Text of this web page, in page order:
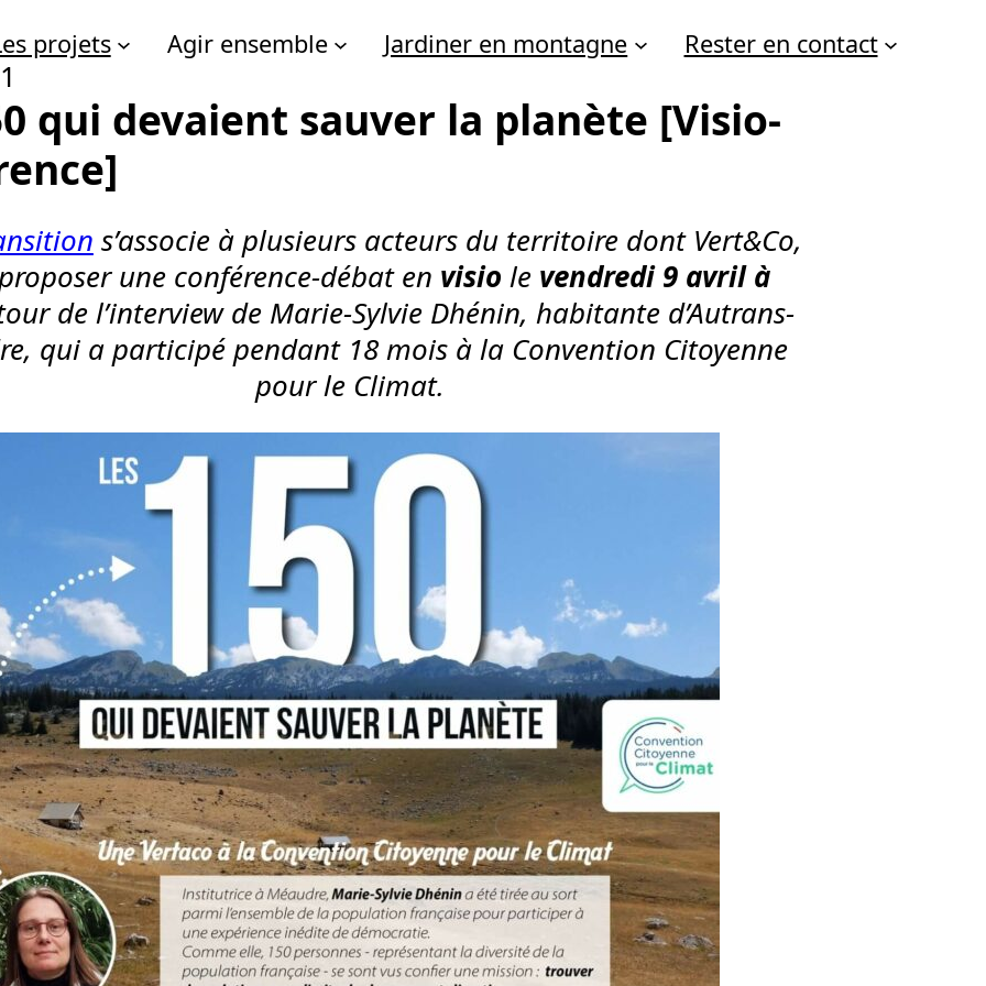
projets Agir ensemble Jardiner en montagne Rester en contact
qui devaient sauver la planète [Visio-
s’associe à plusieurs acteurs du territoire dont Vert&Co,
une conférence-débat en visio le vendredi 9 avril à
de l’interview de Marie-Sylvie Dhénin, habitante d’Autrans-
qui a participé pendant 18 mois à la Convention Citoyenne
pour le Climat.